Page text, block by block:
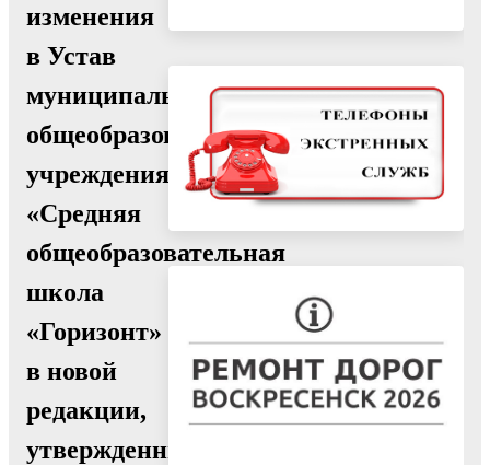
изменения
в Устав
муниципального
общеобразовательного
учреждения
«Средняя
общеобразовательная
школа
«Горизонт»
в новой
редакции,
утвержденный